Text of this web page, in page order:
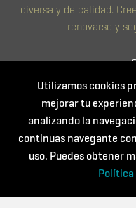
diversa y de calidad.
renovarse y
Utilizamos cookies
mejorar tu
analizando la
continuas navegante
uso. Puedes obtener
Política